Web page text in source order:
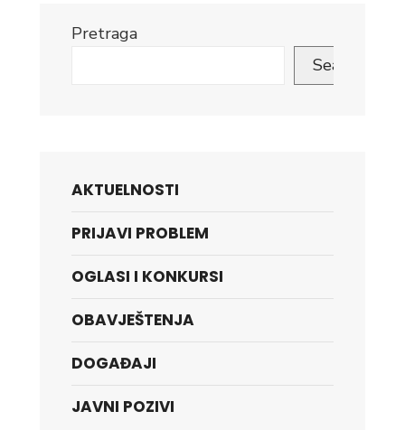
Pretraga
Search
AKTUELNOSTI
PRIJAVI PROBLEM
OGLASI I KONKURSI
OBAVJEŠTENJA
DOGAĐAJI
JAVNI POZIVI